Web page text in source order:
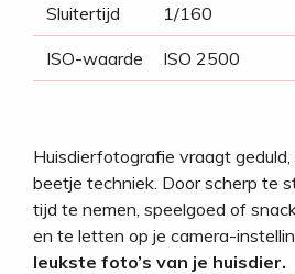
Sluitertijd 1/160
ISO-waarde ISO 2500
Huisdierfotografie vraagt
beetje techniek. Door scherp te
tijd te nemen, speelgoed of
en te letten op je camera-
leukste foto’s van je huisdier.